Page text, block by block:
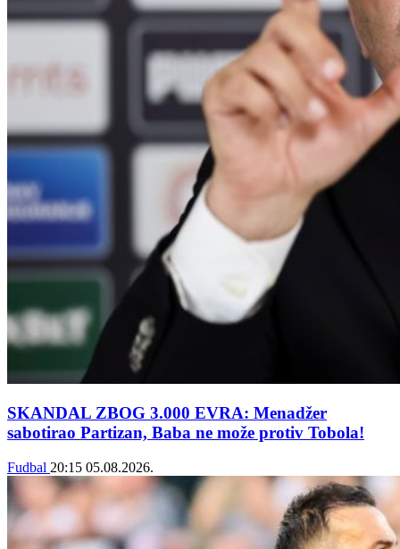
SKANDAL ZBOG 3.000 EVRA: Menadžer
sabotirao Partizan, Baba ne može protiv Tobola!
Fudbal 20:15 05.08.2026.